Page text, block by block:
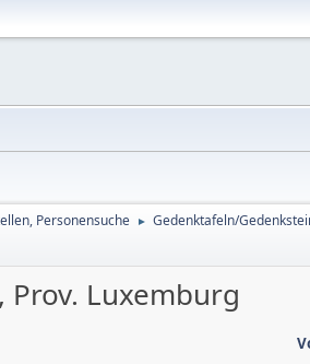
Personensuche ► Gedenktafeln/
Luxemburg